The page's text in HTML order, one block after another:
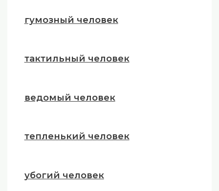
гумозный человек
тактильный человек
ведомый человек
тепленький человек
убогий человек